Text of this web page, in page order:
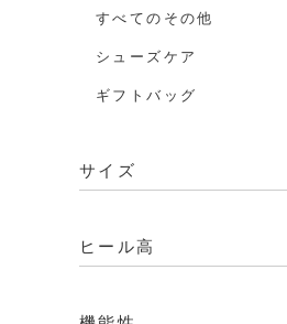
すべてのその他
シューズケア
ギフトバッグ
サイズ
ヒール高